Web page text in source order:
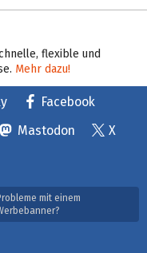
flexible und
Mehr dazu!
Facebook
Mastodon
X
mit einem